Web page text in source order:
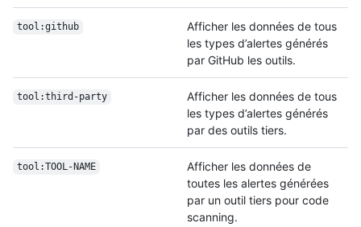
tool:github
Afficher les données de tous
les types d’alertes générés
par GitHub les outils.
tool:third-party
Afficher les données de tous
les types d’alertes générés
par des outils tiers.
tool:TOOL-NAME
Afficher les données de
toutes les alertes générées
par un outil tiers pour code
scanning.